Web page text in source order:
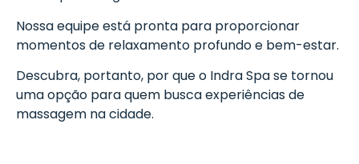
Nossa equipe está pronta para proporcionar
momentos de relaxamento profundo e bem-estar.
Descubra, portanto, por que o Indra Spa se tornou
uma opção para quem busca experiências de
massagem na cidade.